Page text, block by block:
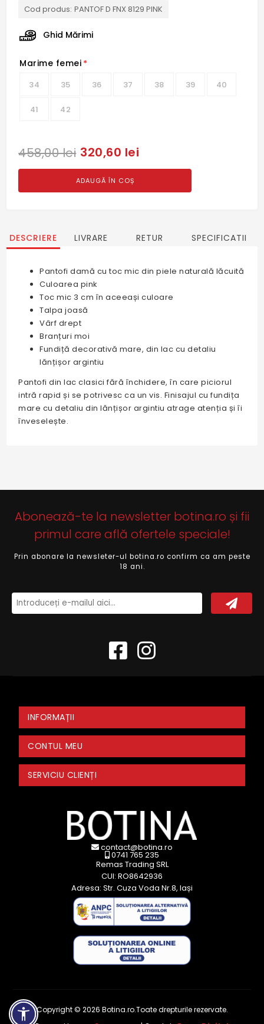
Cod produs: PANTOF D FNX 8129 PINK
Ghid Mărimi
Marime femei *
34 35 36 37 38 39 40
41 42
458,00 lei 320,60 lei
ADAUGĂ ÎN COȘ
DESCRIERE LIVRARE RETUR SPECIFICATII
Pantofi damă cu toc mic din piele naturală lăcuită
Culoarea pink
Toc mic 3 cm în aceeași culoare
Talpa joasă
Vârf drept
Branțuri moi
Fundiță decorativă mare, din lac cu detaliu
lănțișor argintiu
Pantofi din lac clasici fără închidere, în care piciorul
intră rapid și se potrivesc ca un vis. Finisajul cu fundița
mare cu detaliu din lănțișor argintiu atrage atenția și îi
înveselește.
Abonează-te la newsletter botina.ro și fii
primul care află ofertele speciale!
Prin abonare la newsleter-ul botina.ro confirm ca am peste
18 ani.
INFORMAȚII
CONTUL MEU
SERVICIU CLIENȚI
contact@botina.ro
0741 765 235
Remas Trading SRL
CUI: RO8642936
Adresa: Str. Cuza Voda Nr.8, Iași
Copyright © 2026 Botina.ro.Toate drepturile rezervate.